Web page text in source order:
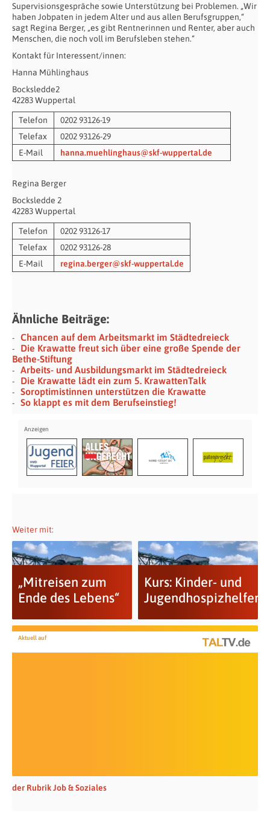
Supervisionsgespräche sowie Unterstützung bei Problemen. „Wir
haben Jobpaten in jedem Alter und aus allen Berufsgruppen,“
sagt Regina Berger, „es gibt Rentnerinnen und Renter, aber auch
Menschen, die noch voll im Berufsleben stehen.“
Kontakt für Interessent/innen:
Hanna Mühlinghaus
Bocksledde2
42283 Wuppertal
Telefon
0202 93126-19
Telefax
0202 93126-29
E-Mail
hanna.muehlinghaus@skf-wuppertal.de
Regina Berger
Bocksledde 2
42283 Wuppertal
Telefon
0202 93126-17
Telefax
0202 93126-28
E-Mail
regina.berger@skf-wuppertal.de
Ähnliche Beiträge:
Chancen auf dem Arbeitsmarkt im Städtedreieck
Die Krawatte freut sich über eine große Spende der
Bethe-Stiftung
Arbeits- und Ausbildungsmarkt im Städtedreieck
Die Krawatte lädt ein zum 5. KrawattenTalk
Soroptimistinnen unterstützen die Krawatte
So klappt es mit dem Berufseinstieg!
Weiter mit:
„Mitreisen zum
Ende des Lebens“
Kurs: Kinder- und
Jugendhospizhelfer
Aktuell auf
der Rubrik Job & Soziales